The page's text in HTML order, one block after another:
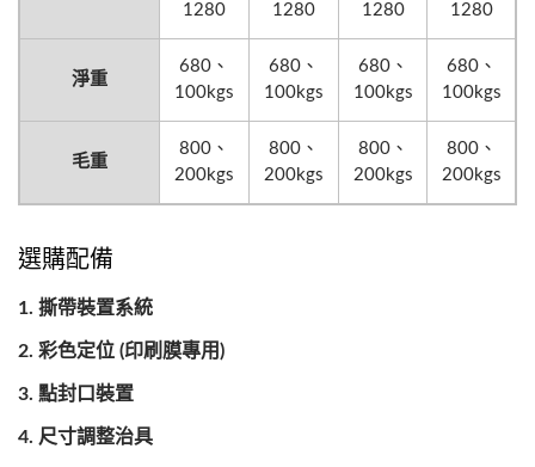
1280 1280 1280 1280
淨重
680、
100kgs
680、
100kgs
680、
100kgs
680、
100kgs
毛重
800、
200kgs
800、
200kgs
800、
200kgs
800、
200kgs
選購配備
撕帶裝置系統
彩色定位 (印刷膜專用)
點封口裝置
尺寸調整治具